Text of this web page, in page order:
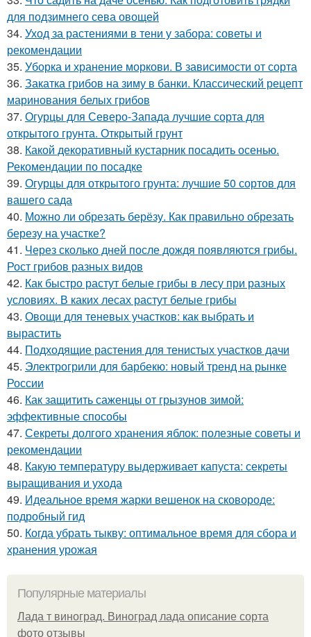
для подзимнего сева овощей
34. Уход за растениями в тени у забора: советы и
рекомендации
35. Уборка и хранение моркови. В зависимости от сорта
36. Закатка грибов на зиму в банки. Классический рецепт
маринования белых грибов
37. Огурцы для Северо-Запада лучшие сорта для
открытого грунта. Открытый грунт
38. Какой декоративный кустарник посадить осенью.
Рекомендации по посадке
39. Огурцы для открытого грунта: лучшие 50 сортов для
вашего сада
40. Можно ли обрезать берёзу. Как правильно обрезать
березу на участке?
41. Через сколько дней после дождя появляются грибы.
Рост грибов разных видов
42. Как быстро растут белые грибы в лесу при разных
условиях. В каких лесах растут белые грибы
43. Овощи для теневых участков: как выбрать и
вырастить
44. Подходящие растения для тенистых участков дачи
45. Электрогрили для барбекю: новый тренд на рынке
России
46. Как защитить саженцы от грызунов зимой:
эффективные способы
47. Секреты долгого хранения яблок: полезные советы и
рекомендации
48. Какую температуру выдерживает капуста: секреты
выращивания и ухода
49. Идеальное время жарки вешенок на сковороде:
подробный гид
50. Когда убрать тыкву: оптимальное время для сбора и
хранения урожая
Популярные материалы
Лада т виноград. Виноград лада описание сорта
фото отзывы